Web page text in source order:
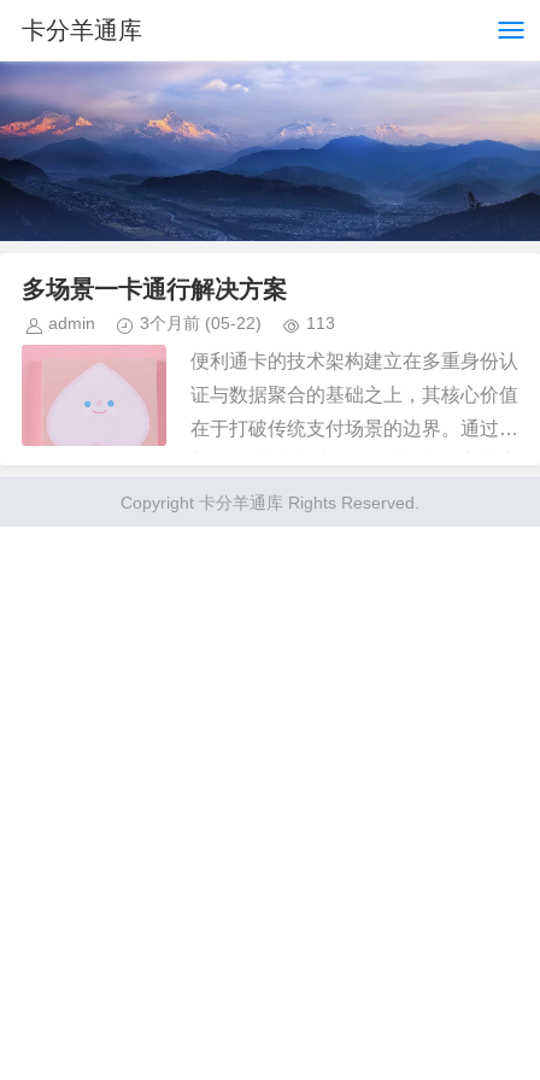
卡分羊通库
多场景一卡通行解决方案
admin 3个月前 (05-22) 113
便利通卡的技术架构建立在多重身份认
证与数据聚合的基础之上，其核心价值
在于打破传统支付场景的边界。通过嵌
现了物理载体与数字身份的深度绑定，
使用户在交通出行、零售消费、政...
Copyright 卡分羊通库 Rights Reserved.